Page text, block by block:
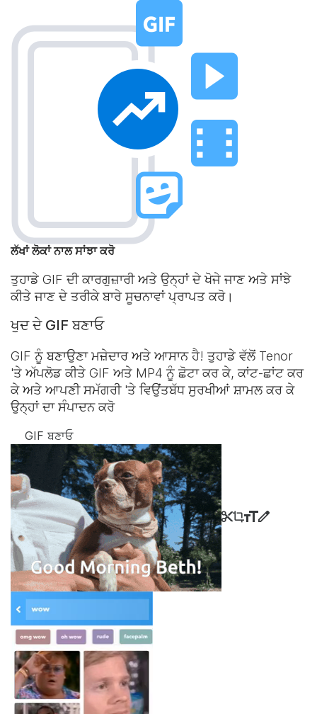
ਲੱਖਾਂ ਲੋਕਾਂ ਨਾਲ ਸਾਂਝਾ ਕਰੋ
ਤੁਹਾਡੇ GIF ਦੀ ਕਾਰਗੁਜ਼ਾਰੀ ਅਤੇ ਉਨ੍ਹਾਂ ਦੇ ਖੋਜੇ ਜਾਣ ਅਤੇ ਸਾਂਝੇ
ਕੀਤੇ ਜਾਣ ਦੇ ਤਰੀਕੇ ਬਾਰੇ ਸੂਚਨਾਵਾਂ ਪ੍ਰਾਪਤ ਕਰੋ।
ਖੁਦ ਦੇ GIF ਬਣਾਓ
GIF ਨੂੰ ਬਣਾਉਣਾ ਮਜ਼ੇਦਾਰ ਅਤੇ ਆਸਾਨ ਹੈ! ਤੁਹਾਡੇ ਵੱਲੋਂ Tenor
'ਤੇ ਅੱਪਲੋਡ ਕੀਤੇ GIF ਅਤੇ MP4 ਨੂੰ ਛੋਟਾ ਕਰ ਕੇ, ਕਾਂਟ-ਛਾਂਟ ਕਰ
ਕੇ ਅਤੇ ਆਪਣੀ ਸਮੱਗਰੀ 'ਤੇ ਵਿਉਂਤਬੱਧ ਸੁਰਖੀਆਂ ਸ਼ਾਮਲ ਕਰ ਕੇ
ਉਨ੍ਹਾਂ ਦਾ ਸੰਪਾਦਨ ਕਰੋ
GIF ਬਣਾਓ